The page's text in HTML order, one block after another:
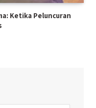
Ketika Peluncuran